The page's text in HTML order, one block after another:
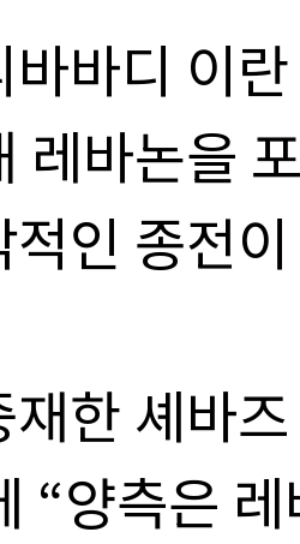
바디 이
레바논을
적인 종전
한 셰바
“양측은